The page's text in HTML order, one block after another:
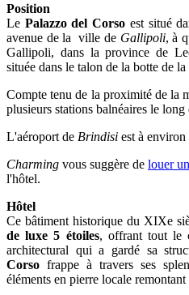
Position
Le Palazzo del Corso est situé
avenue de la ville de Gallipoli, à
Gallipoli, dans la province de
située dans le talon de la botte de
Compte tenu de la proximité de la
plusieurs stations balnéaires le long
L'aéroport de Brindisi est à
Charming vous suggère de louer
l'hôtel.
Hôtel
Ce bâtiment historique du XIXe
de luxe 5 étoiles, offrant tout le
architectural qui a gardé sa
Corso frappe à travers ses
éléments en pierre locale